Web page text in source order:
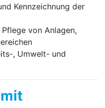
Kennzeichnung der
von Anlagen,
, Umwelt- und